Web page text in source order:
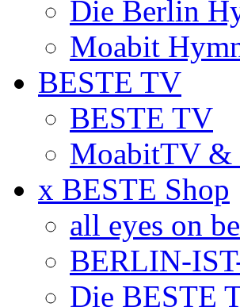
Die Berlin
Moabit
BESTE TV
BESTE TV
MoabitTV &
x BESTE Shop
all eyes on
BERLIN-
Die BESTE